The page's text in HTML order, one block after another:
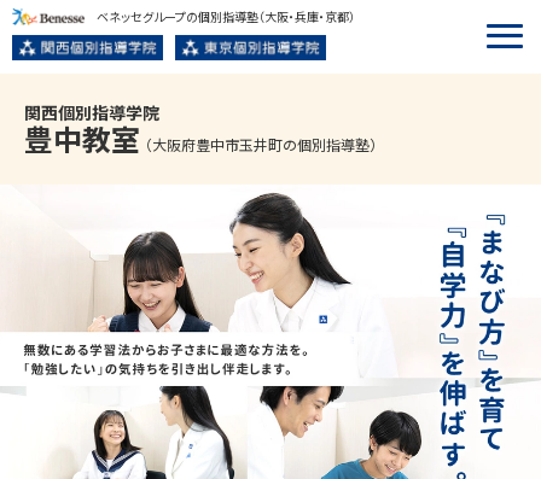
ベネッセグループの個別指導塾（大阪・兵庫・京都）
関西個別指導学院
豊中教室 （大阪府豊中市玉井町の個別指導塾）